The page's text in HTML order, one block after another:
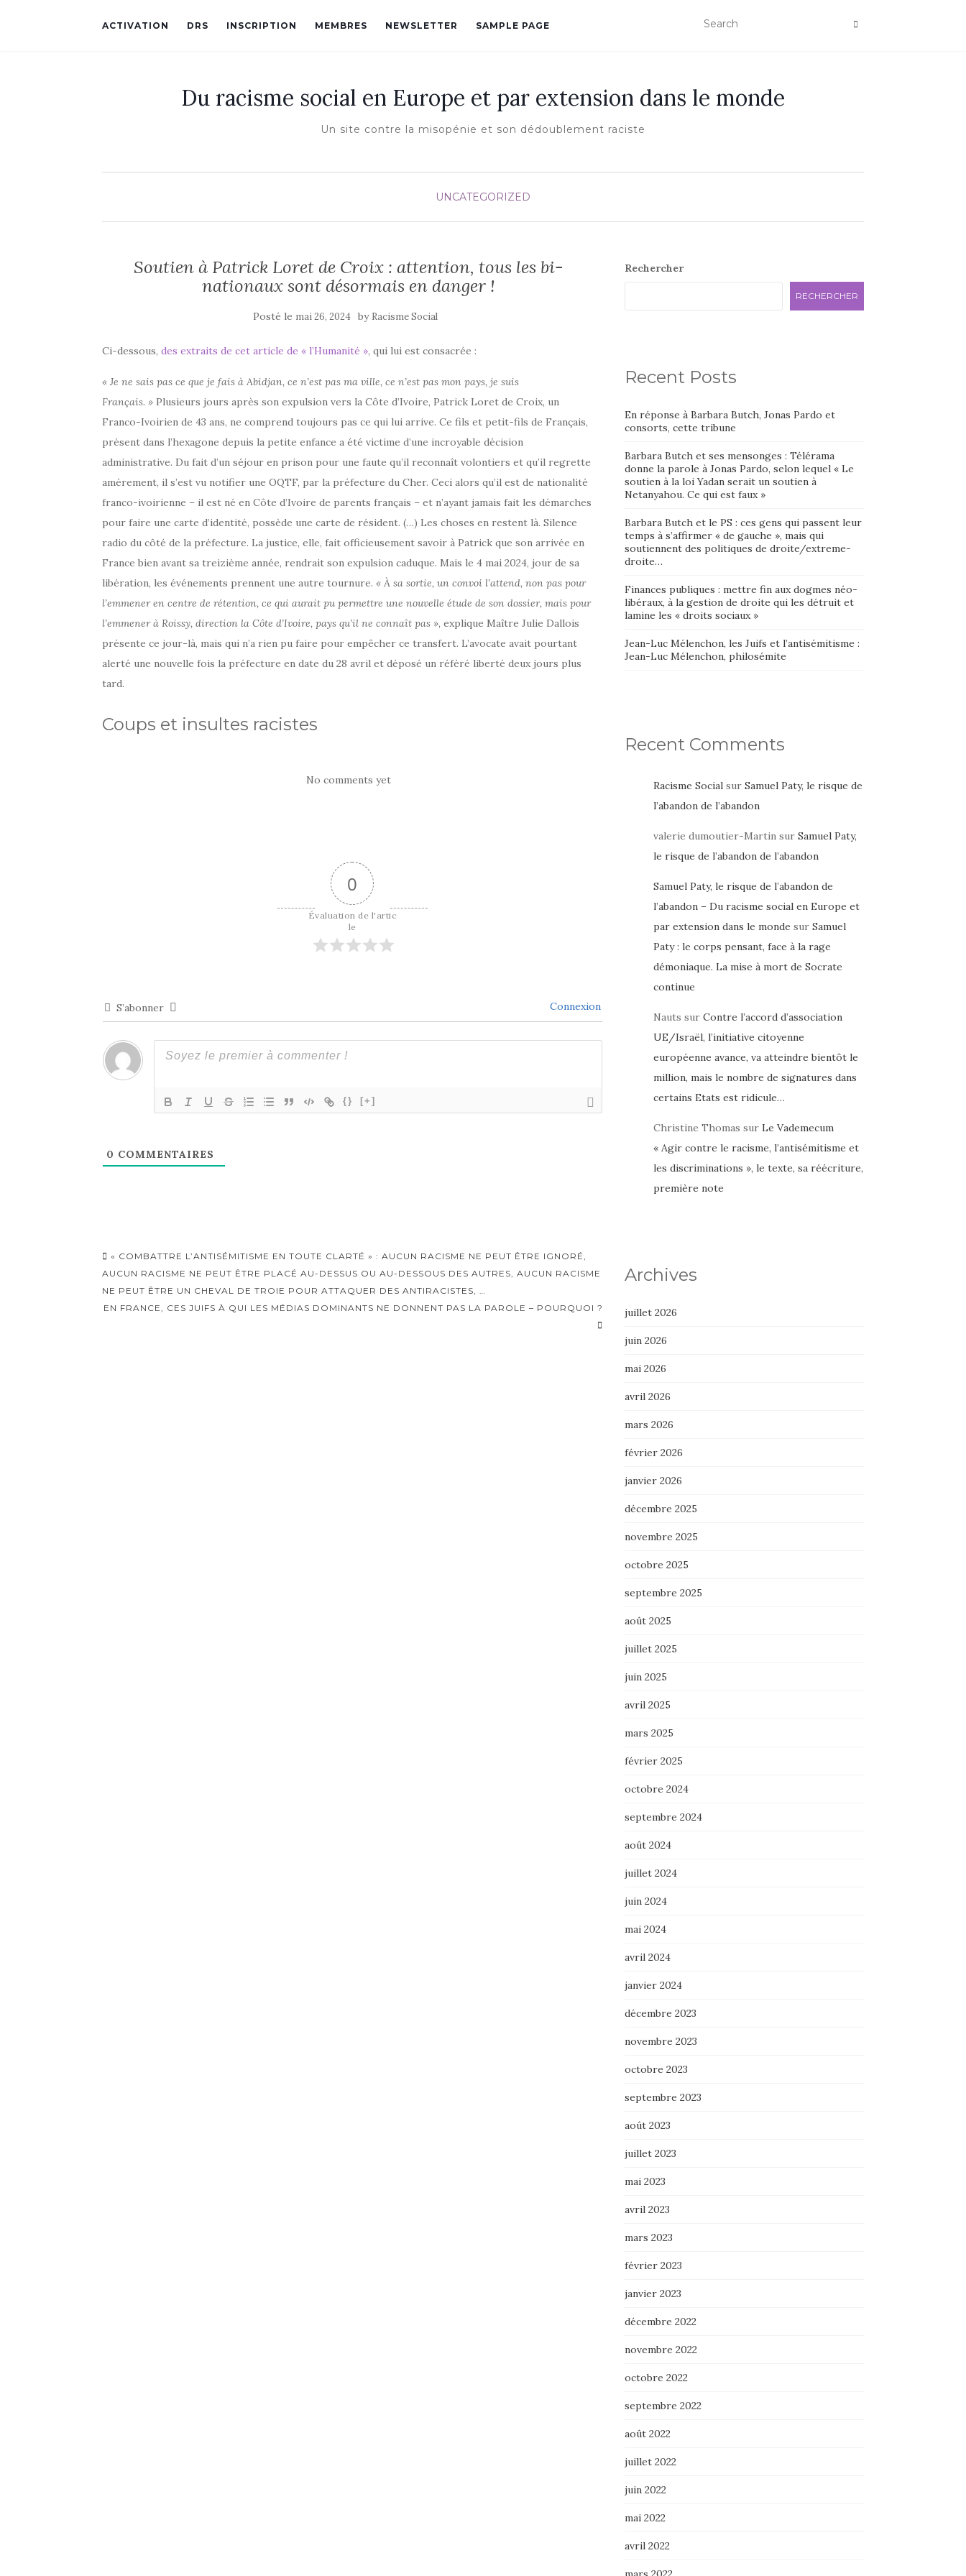
ACTIVATION DRS INSCRIPTION MEMBRES NEWSLETTER SAMPLE PAGE
Du racisme social en Europe et par extension dans le monde
Un site contre la misopénie et son dédoublement raciste
UNCATEGORIZED
Soutien à Patrick Loret de Croix : attention, tous les bi-
nationaux sont désormais en danger !
Posté le mai 26, 2024 by Racisme Social
Ci-dessous, des extraits de cet article de « l’Humanité », qui lui est consacrée :
« Je ne sais pas ce que je fais à Abidjan, ce n’est pas ma ville, ce n’est pas mon pays, je suis
Français. » Plusieurs jours après son expulsion vers la Côte d’Ivoire, Patrick Loret de Croix, un
Franco-Ivoirien de 43 ans, ne comprend toujours pas ce qui lui arrive. Ce fils et petit-fils de Français,
présent dans l’hexagone depuis la petite enfance a été victime d’une incroyable décision
administrative. Du fait d’un séjour en prison pour une faute qu’il reconnaît volontiers et qu’il regrette
amèrement, il s’est vu notifier une OQTF, par la préfecture du Cher. Ceci alors qu’il est de nationalité
franco-ivoirienne – il est né en Côte d’Ivoire de parents français – et n’ayant jamais fait les démarches
pour faire une carte d’identité, possède une carte de résident. (…) Les choses en restent là. Silence
radio du côté de la préfecture. La justice, elle, fait officieusement savoir à Patrick que son arrivée en
France bien avant sa treizième année, rendrait son expulsion caduque. Mais le 4 mai 2024, jour de sa
libération, les événements prennent une autre tournure. « À sa sortie, un convoi l’attend, non pas pour
l’emmener en centre de rétention, ce qui aurait pu permettre une nouvelle étude de son dossier, mais pour
l’emmener à Roissy, direction la Côte d’Ivoire, pays qu’il ne connaît pas », explique Maître Julie Dallois
présente ce jour-là, mais qui n’a rien pu faire pour empêcher ce transfert. L’avocate avait pourtant
alerté une nouvelle fois la préfecture en date du 28 avril et déposé un référé liberté deux jours plus
tard.
Coups et insultes racistes
No comments yet
0
Évaluation de l'artic
le
S’abonner Connexion
{} [+]
0 COMMENTAIRES
Navigation
d'article
« COMBATTRE L’ANTISÉMITISME EN TOUTE CLARTÉ » : AUCUN RACISME NE PEUT ÊTRE IGNORÉ,
AUCUN RACISME NE PEUT ÊTRE PLACÉ AU-DESSUS OU AU-DESSOUS DES AUTRES, AUCUN RACISME
NE PEUT ÊTRE UN CHEVAL DE TROIE POUR ATTAQUER DES ANTIRACISTES, …
EN FRANCE, CES JUIFS À QUI LES MÉDIAS DOMINANTS NE DONNENT PAS LA PAROLE – POURQUOI ?
Rechercher
RECHERCHER
Recent Posts
En réponse à Barbara Butch, Jonas Pardo et
consorts, cette tribune
Barbara Butch et ses mensonges : Télérama
donne la parole à Jonas Pardo, selon lequel « Le
soutien à la loi Yadan serait un soutien à
Netanyahou. Ce qui est faux »
Barbara Butch et le PS : ces gens qui passent leur
temps à s’affirmer « de gauche », mais qui
soutiennent des politiques de droite/extreme-
droite…
Finances publiques : mettre fin aux dogmes néo-
libéraux, à la gestion de droite qui les détruit et
lamine les « droits sociaux »
Jean-Luc Mélenchon, les Juifs et l’antisémitisme :
Jean-Luc Mélenchon, philosémite
Recent Comments
Racisme Socialsur Samuel Paty, le risque de
l’abandon de l’abandon
valerie dumoutier-Martinsur Samuel Paty,
le risque de l’abandon de l’abandon
Samuel Paty, le risque de l’abandon de
l’abandon – Du racisme social en Europe et
par extension dans le monde sur Samuel
Paty : le corps pensant, face à la rage
démoniaque. La mise à mort de Socrate
continue
Nauts sur Contre l’accord d’association
UE/Israël, l’initiative citoyenne
européenne avance, va atteindre bientôt le
million, mais le nombre de signatures dans
certains Etats est ridicule…
Christine Thomas sur Le Vademecum
« Agir contre le racisme, l’antisémitisme et
les discriminations », le texte, sa réécriture,
première note
Archives
juillet 2026
juin 2026
mai 2026
avril 2026
mars 2026
février 2026
janvier 2026
décembre 2025
novembre 2025
octobre 2025
septembre 2025
août 2025
juillet 2025
juin 2025
avril 2025
mars 2025
février 2025
octobre 2024
septembre 2024
août 2024
juillet 2024
juin 2024
mai 2024
avril 2024
janvier 2024
décembre 2023
novembre 2023
octobre 2023
septembre 2023
août 2023
juillet 2023
mai 2023
avril 2023
mars 2023
février 2023
janvier 2023
décembre 2022
novembre 2022
octobre 2022
septembre 2022
août 2022
juillet 2022
juin 2022
mai 2022
avril 2022